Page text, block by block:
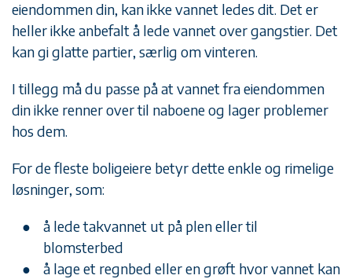
eiendommen din, kan ikke vannet ledes dit. Det er
heller ikke anbefalt å lede vannet over gangstier. Det
kan gi glatte partier, særlig om vinteren.
I tillegg må du passe på at vannet fra eiendommen
din ikke renner over til naboene og lager problemer
hos dem.
For de fleste boligeiere betyr dette enkle og rimelige
løsninger, som:
å lede takvannet ut på plen eller til
blomsterbed
å lage et regnbed eller en grøft hvor vannet kan